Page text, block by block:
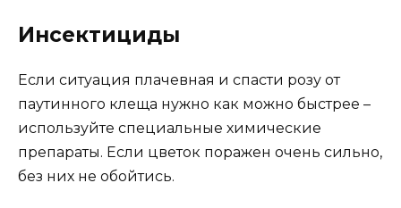
Инсектициды
Если ситуация плачевная и спасти розу от
паутинного клеща нужно как можно быстрее –
используйте специальные химические
препараты. Если цветок поражен очень сильно,
без них не обойтись.